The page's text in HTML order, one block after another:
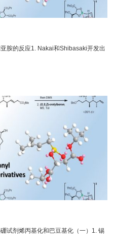
胺的反应1. Nakai和Shibasaki开发出
试剂烯丙基化和巴豆基化（一）1. 锡